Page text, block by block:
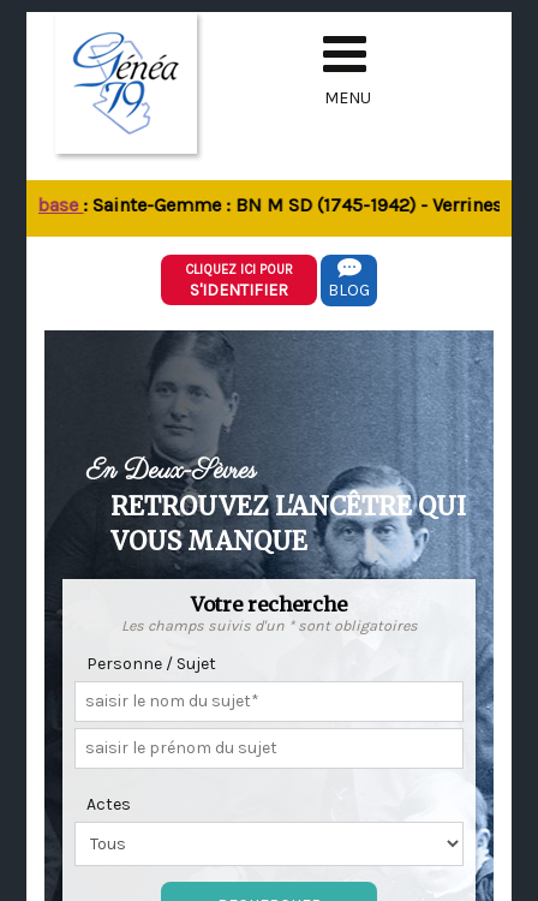
MENU
base: Sainte-Gemme : BN M SD (1745-1942) - Verrines-
CLIQUEZ ICI POUR
S'IDENTIFIER BLOG
En Deux-Sèvres
RETROUVEZ L'ANCÊTRE QUI
VOUS MANQUE
Votre recherche
Les champs suivis d'un * sont obligatoires
Personne / Sujet
Actes